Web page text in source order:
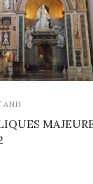
ANH